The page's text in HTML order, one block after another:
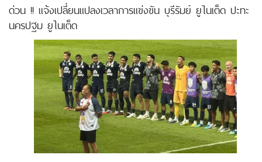
ด่วน !! แจ้งเปลี่ยนแปลงเวลาการแข่งขัน บุรีรัมย์ ยูไนเต็ด ปะทะ
นครปฐม ยูไนเต็ด